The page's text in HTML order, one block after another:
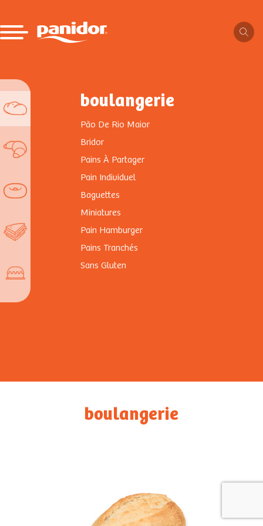
boulangerie
Pão De Rio Maior
Bridor
Pains À Partager
Pain Individuel
Baguettes
Miniatures
Pain Hamburger
Pains Tranchés
Sans Gluten
boulangerie